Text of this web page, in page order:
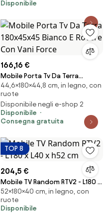
Disponibile
166,16 €
Mobile Porta Tv Da Terra
180x45x45 Bianco E Rovere Con
Vani Force
44,6×180×44,8 cm, in legno, con
ruote
Disponibile negli e-shop 2
Disponibile
Consegna gratuita
TOP 8
204,5 €
Mobile TV Random RTV2 - L180 x
L40 x h52 cm
52×180×40 cm, in legno, con
ruote
Disponibile